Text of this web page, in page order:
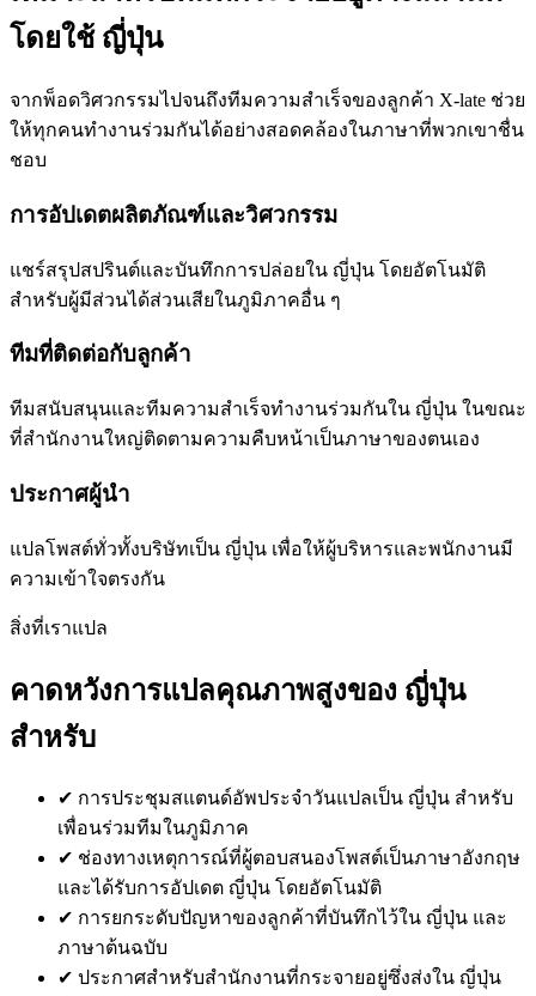
โดยใช้ ญี่ปุ่น
จากพ็อดวิศวกรรมไปจนถึงทีมความสำเร็จของลูกค้า X-late ช่วย
ให้ทุกคนทำงานร่วมกันได้อย่างสอดคล้องในภาษาที่พวกเขาชื่น
ชอบ
การอัปเดตผลิตภัณฑ์และวิศวกรรม
แชร์สรุปสปรินต์และบันทึกการปล่อยใน ญี่ปุ่น โดยอัตโนมัติ
สำหรับผู้มีส่วนได้ส่วนเสียในภูมิภาคอื่น ๆ
ทีมที่ติดต่อกับลูกค้า
ทีมสนับสนุนและทีมความสำเร็จทำงานร่วมกันใน ญี่ปุ่น ในขณะ
ที่สำนักงานใหญ่ติดตามความคืบหน้าเป็นภาษาของตนเอง
ประกาศผู้นำ
แปลโพสต์ทั่วทั้งบริษัทเป็น ญี่ปุ่น เพื่อให้ผู้บริหารและพนักงานมี
ความเข้าใจตรงกัน
สิ่งที่เราแปล
คาดหวังการแปลคุณภาพสูงของ ญี่ปุ่น
สำหรับ
✔ การประชุมสแตนด์อัพประจำวันแปลเป็น ญี่ปุ่น สำหรับ
เพื่อนร่วมทีมในภูมิภาค
✔ ช่องทางเหตุการณ์ที่ผู้ตอบสนองโพสต์เป็นภาษาอังกฤษ
และได้รับการอัปเดต ญี่ปุ่น โดยอัตโนมัติ
✔ การยกระดับปัญหาของลูกค้าที่บันทึกไว้ใน ญี่ปุ่น และ
ภาษาต้นฉบับ
✔ ประกาศสำหรับสำนักงานที่กระจายอยู่ซึ่งส่งใน ญี่ปุ่น